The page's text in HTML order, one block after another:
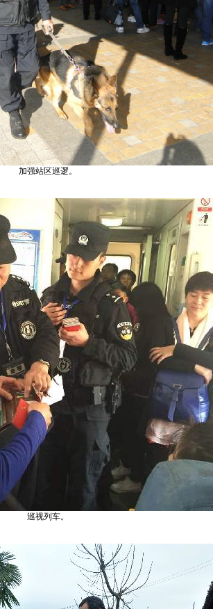
加强站区巡逻。
巡视列车。